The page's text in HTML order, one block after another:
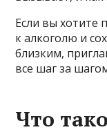
Если вы хотите
к алкоголю и
близким,
все шаг за
Что